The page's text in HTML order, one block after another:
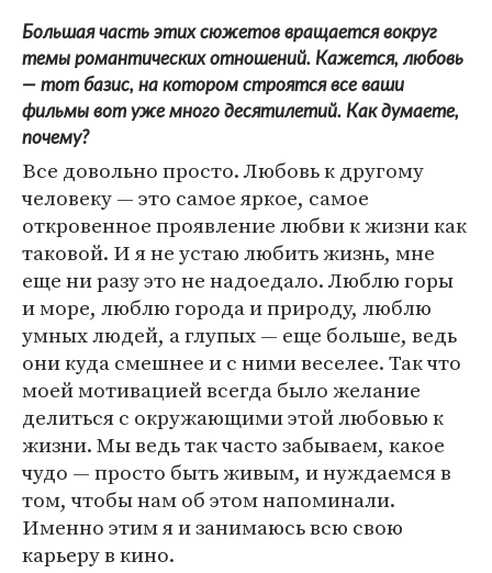
Большая часть этих сюжетов вращается вокруг
темы романтических отношений. Кажется, любовь
— тот базис, на котором строятся все ваши
фильмы вот уже много десятилетий. Как думаете,
почему?
Все довольно просто. Любовь к другому
человеку — это самое яркое, самое
откровенное проявление любви к жизни как
таковой. И я не устаю любить жизнь, мне
еще ни разу это не надоедало. Люблю горы
и море, люблю города и природу, люблю
умных людей, а глупых — еще больше, ведь
они куда смешнее и с ними веселее. Так что
моей мотивацией всегда было желание
делиться с окружающими этой любовью к
жизни. Мы ведь так часто забываем, какое
чудо — просто быть живым, и нуждаемся в
том, чтобы нам об этом напоминали.
Именно этим я и занимаюсь всю свою
карьеру в кино.